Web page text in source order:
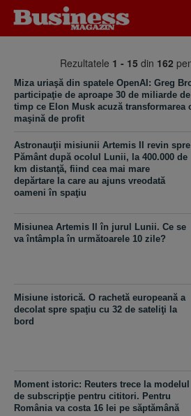
Rezultatele 1 - 15 din 162
Miza uriaşă din spatele OpenAI: Greg
participaţie de aproape 30 de miliarde
timp ce Elon Musk acuză transformarea
maşină de profit
Astronauţii misiunii Artemis II revin spre
Pământ după ocolul Lunii, la 400.000 de
km distanţă, fiind cea mai mare
depărtare la care au ajuns vreodată
oameni în spaţiu
Misiunea Artemis II în jurul Lunii. Ce se
va întâmpla în următoarele 10 zile?
Misiune istorică. O rachetă europeană a
decolat spre spaţiu cu 32 de sateliţi la
bord
Moment istoric: Reuters trece la modelul
de subscripţie pentru cititori. Pentru
România va costa 16 lei pe săptămână